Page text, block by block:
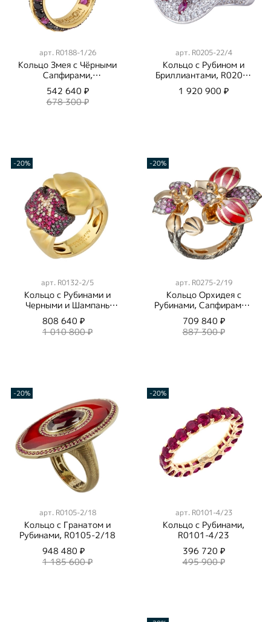
арт. R0188-1/26
Кольцо Змея с Чёрными
Сапфирами,
Цаворитами и
Рубинами, R0188-1/26
542 640 ₽
678 300 ₽
арт. R0205-22/4
Кольцо с Рубином и
Бриллиантами, R0205-
22/4
1 920 900 ₽
-20%
арт. R0132-2/5
Кольцо с Рубинами и
Черными и Шампань
Бриллиантами, R0132-
2/5
808 640 ₽
1 010 800 ₽
-20%
арт. R0275-2/19
Кольцо Орхидея с
Рубинами, Сапфирами и
Бриллиантами, Эмаль,
R0275-2/19
709 840 ₽
887 300 ₽
-20%
арт. R0105-2/18
Кольцо с Гранатом и
Рубинами, R0105-2/18
948 480 ₽
1 185 600 ₽
-20%
арт. R0101-4/23
Кольцо c Рубинами,
R0101-4/23
396 720 ₽
495 900 ₽